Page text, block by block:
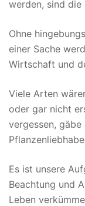
werden, sind
Ohne
einer Sache
Wirtschaft und
Viele Arten
oder gar nicht
vergessen,
Es ist unsere
Beachtung und
Leben